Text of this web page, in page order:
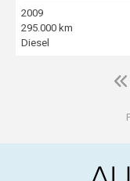
2009
295.000 km
Diesel